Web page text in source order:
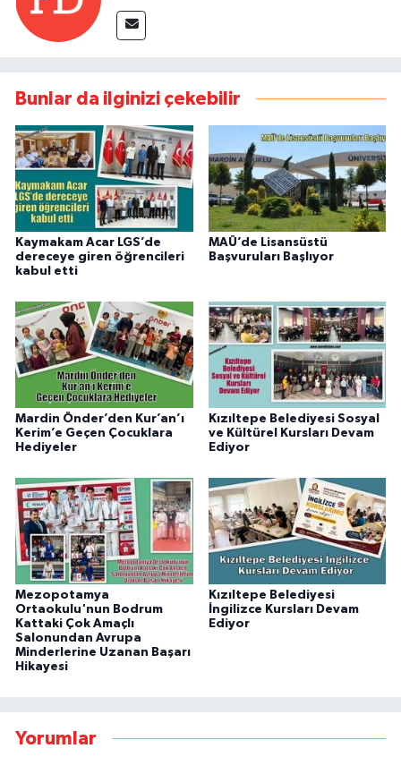
Bunlar da ilginizi çekebilir
Kaymakam Acar LGS’de
dereceye giren öğrencileri
kabul etti
MAÜ’de Lisansüstü
Başvuruları Başlıyor
Mardin Önder’den Kur’an’ı
Kerim’e Geçen Çocuklara
Hediyeler
Kızıltepe Belediyesi Sosyal
ve Kültürel Kursları Devam
Ediyor
Mezopotamya
Ortaokulu'nun Bodrum
Kattaki Çok Amaçlı
Salonundan Avrupa
Minderlerine Uzanan Başarı
Hikayesi
Kızıltepe Belediyesi
İngilizce Kursları Devam
Ediyor
Yorumlar